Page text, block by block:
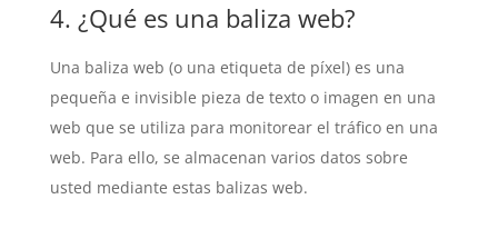
4. ¿Qué es una baliza web?
Una baliza web (o una etiqueta de píxel) es una
pequeña e invisible pieza de texto o imagen en una
web que se utiliza para monitorear el tráfico en una
web. Para ello, se almacenan varios datos sobre
usted mediante estas balizas web.